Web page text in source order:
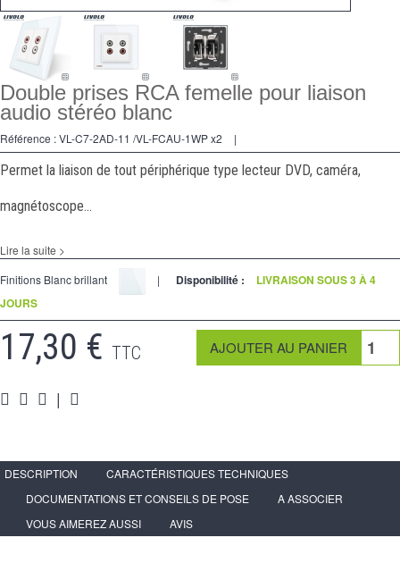
Double prises RCA femelle pour liaison
audio stéréo blanc
Référence :VL-C7-2AD-11 /VL-FCAU-1WP x2 |
Permet la liaison de tout périphérique type lecteur DVD, caméra,
magnétoscope...
Lire la suite >
Finitions Blanc brillant
| Disponibilité :
LIVRAISON SOUS 3 À 4
JOURS
17,30 € TTC
|
DESCRIPTION
CARACTÉRISTIQUES TECHNIQUES
DOCUMENTATIONS ET CONSEILS DE POSE
A ASSOCIER
VOUS AIMEREZ AUSSI
AVIS